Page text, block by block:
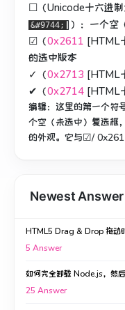
☐（Unicode十六进
&#9744; ]）：一个空
☑（0x2611 [HTML
的选中版本
✓（0x2713 [HTML
✔（0x2714 [HTML
编辑： 这里的第一个符
个空（未选中）复选框
的外观。 它与☑/
Newest Answer
HTML5 Drag & Drop 拖动
5 Answer
如何完全卸载 Node.js，然
25 Answer